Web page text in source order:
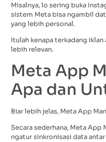
Misalnya, lo sering buka
sistem Meta bisa ngambil
yang lebih personal.
Itulah kenapa terkadang
lebih relevan.
Meta App
Apa dan
Biar lebih jelas, Meta App
Secara sederhana, Meta App
ngatur sinkronisasi data